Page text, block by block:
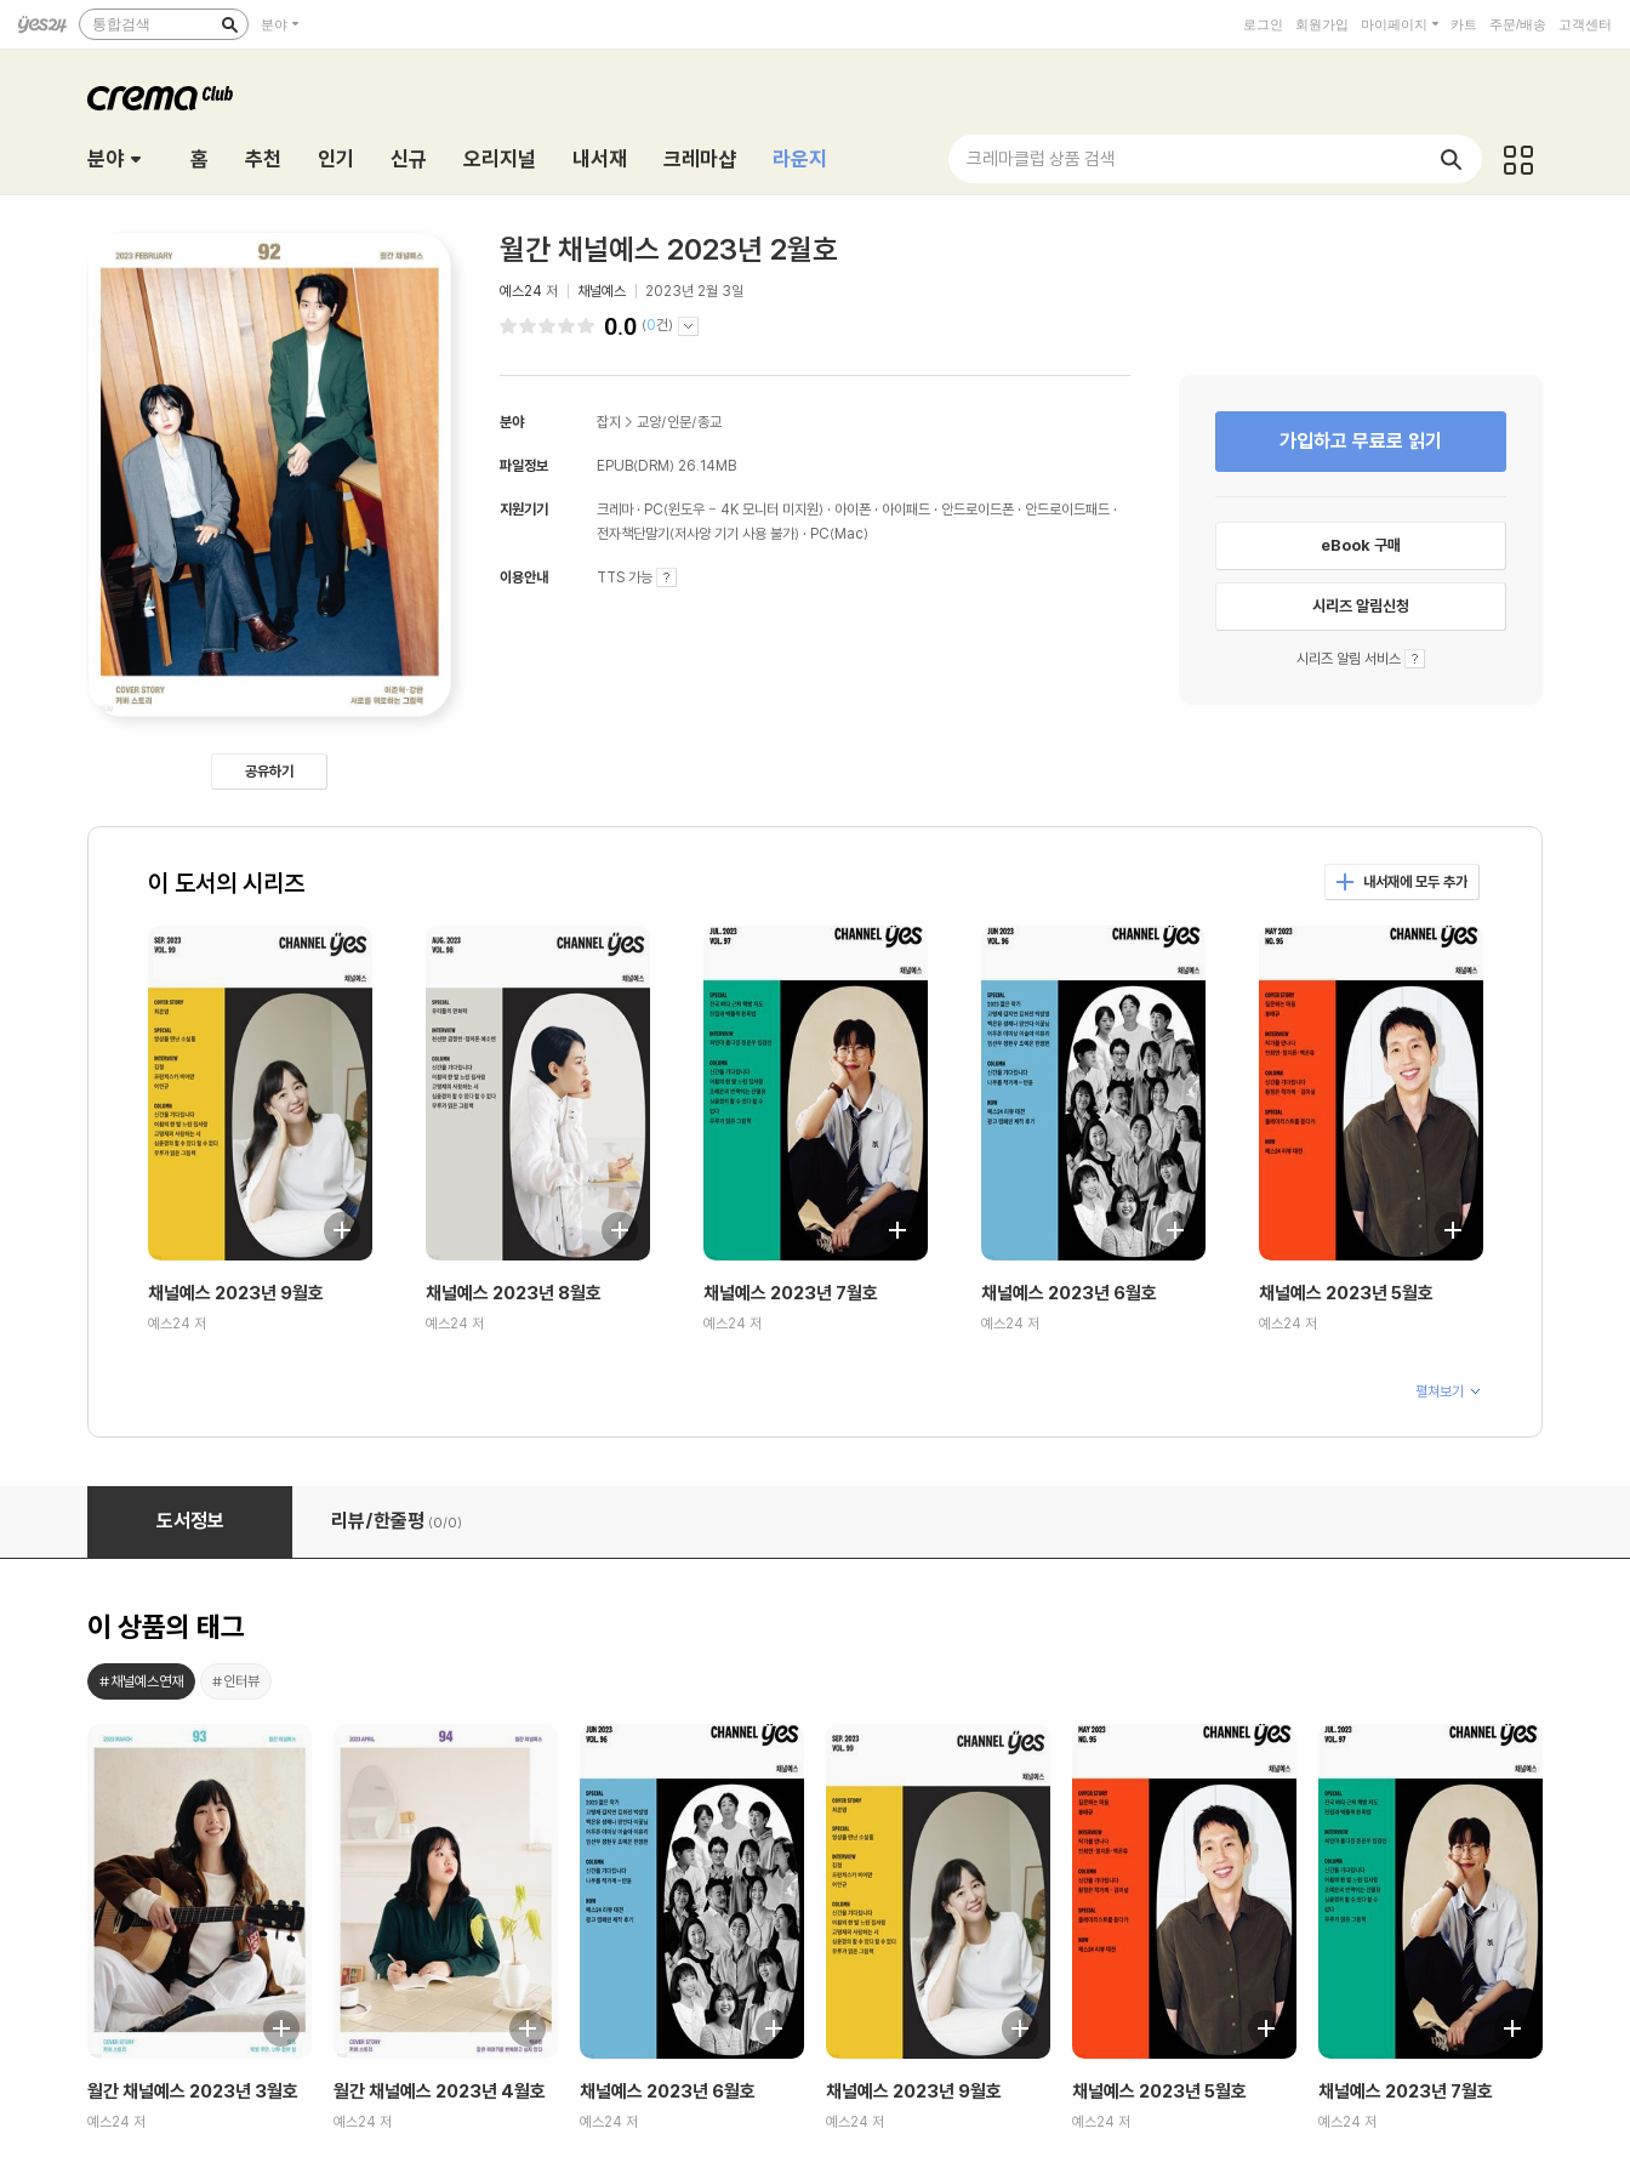
통합검색 분야 로그인 회원가입 마이페이지 카트 주문/배송 고객센터
분야 홈 추천 인기 신규 오리지널 내서재 크레마샵 라운지 크레마클럽 상품 검색
공유하기
월간 채널예스 2023년 2월호
예스24 저 채널예스 2023년 2월 3일
0.0 (0건)
분야 잡지 > 교양/인문/종교
파일정보 EPUB(DRM) 26.14MB
지원기기 크레마 PC(윈도우 - 4K 모니터 미지원) 아이폰 아이패드 안드로이드폰
안드로이드패드
전자책단말기(저사양 기기 사용 불가)
PC(Mac)
이용안내 TTS 가능
가입하고 무료로 읽기
eBook 구매
시리즈 알림신청
시리즈 알림 서비스
이 도서의 시리즈 내서재에 모두 추가
채널예스 2023년 9월호
예스24 저
채널예스 2023년 8월호
예스24 저
채널예스 2023년 7월호
예스24 저
채널예스 2023년 6월호
예스24 저
채널예스 2023년 5월호
예스24 저
펼쳐보기
월간 채널예스 2023년 2월호
도서정보 리뷰/한줄평 (0/0)
이 상품의 태그
#채널예스연재 #인터뷰
월간 채널예스 2023년 3월호
예스24 저
월간 채널예스 2023년 4월호
예스24 저
채널예스 2023년 6월호
예스24 저
채널예스 2023년 9월호
예스24 저
채널예스 2023년 5월호
예스24 저
채널예스 2023년 7월호
예스24 저